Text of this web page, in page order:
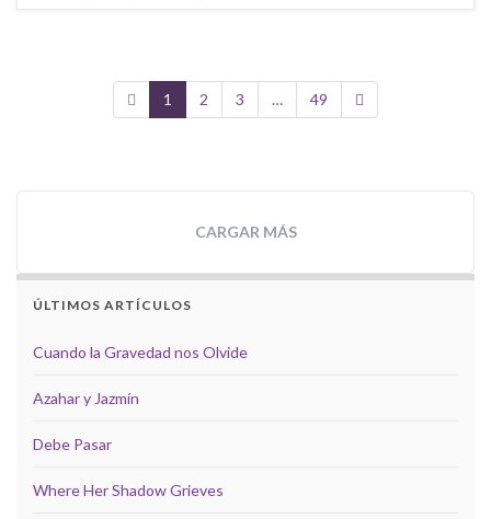
1 2 3 … 49
CARGAR MÁS
ÚLTIMOS ARTÍCULOS
Cuando la Gravedad nos Olvide
Azahar y Jazmín
Debe Pasar
Where Her Shadow Grieves